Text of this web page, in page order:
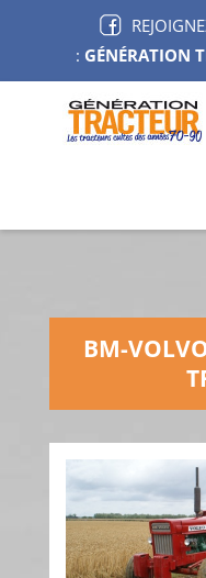
: GÉNÉRATION
BM-